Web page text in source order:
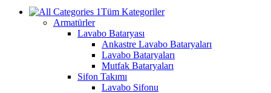
Tüm Kategoriler
Armatürler
Lavabo Bataryası
Ankastre Lavabo Bataryaları
Lavabo Bataryaları
Mutfak Bataryaları
Sifon Takımı
Lavabo Sifonu